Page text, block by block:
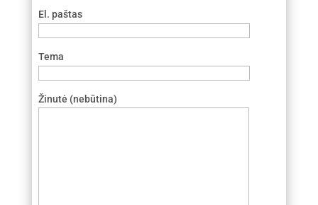
El. paštas
Tema
Žinutė (nebūtina)